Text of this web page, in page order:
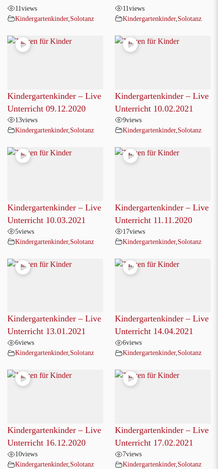
11views
Kindergartenkinder, Solotanz
11views
Kindergartenkinder, Solotanz
Kindergartenkinder – Live
Unterricht 09.12.2020
13views
Kindergartenkinder, Solotanz
Kindergartenkinder – Live
Unterricht 10.02.2021
9views
Kindergartenkinder, Solotanz
Kindergartenkinder – Live
Unterricht 10.03.2021
5views
Kindergartenkinder, Solotanz
Kindergartenkinder – Live
Unterricht 11.11.2020
17views
Kindergartenkinder, Solotanz
Kindergartenkinder – Live
Unterricht 13.01.2021
6views
Kindergartenkinder,Solotanz
Kindergartenkinder – Live
Unterricht 14.04.2021
6views
Kindergartenkinder,Solotanz
Kindergartenkinder – Live
Unterricht 16.12.2020
10views
Kindergartenkinder, Solotanz
Kindergartenkinder – Live
Unterricht 17.02.2021
7views
Kindergartenkinder, Solotanz